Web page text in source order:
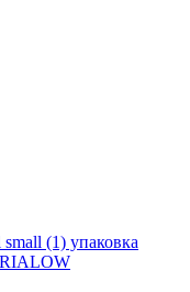
(1) упаковка